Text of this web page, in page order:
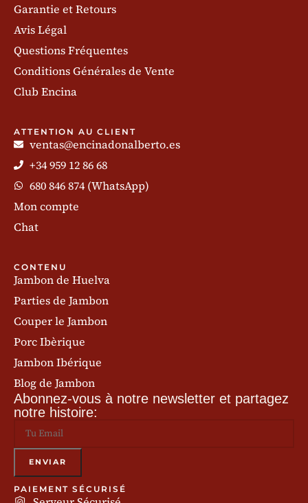
Garantie et Retours
Avis Légal
Questions Fréquentes
Conditions Générales de Vente
Club Encina
ATTENTION AU CLIENT
ventas@encinadonalberto.es
+34 959 12 86 68
680 846 874 (WhatsApp)
Mon compte
Chat
CONTENU
Jambon de Huelva
Parties de Jambon
Couper le Jambon
Porc Ibèrique
Jambon Ibérique
Blog de Jambon
Abonnez-vous à notre newsletter et partagez
notre histoire:
PAIEMENT SÉCURISÉ